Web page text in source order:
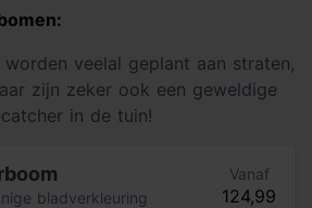
veelal geplant aan straten,
zijn zeker ook een geweldige
in de tuin!
bladverkleuring
Vanaf
124,99